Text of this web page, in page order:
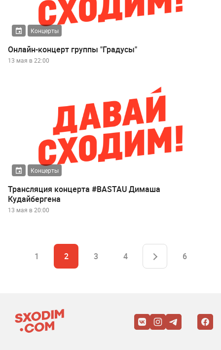
Концерты
Онлайн-концерт группы "Градусы"
13 мая в 22:00
Концерты
Трансляция концерта #BASTAU Димаша
Кудайбергена
13 мая в 20:00
1 2 3 4 6